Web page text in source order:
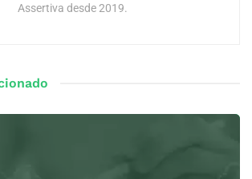
Assertiva desde 2019.